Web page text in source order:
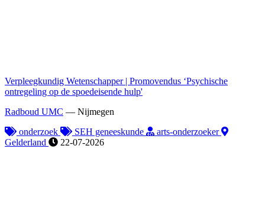
Verpleegkundig Wetenschapper | Promovendus ‘Psychische
ontregeling op de spoedeisende hulp'
Radboud UMC — Nijmegen
onderzoek
SEH geneeskunde
arts-onderzoeker
Gelderland
22-07-2026